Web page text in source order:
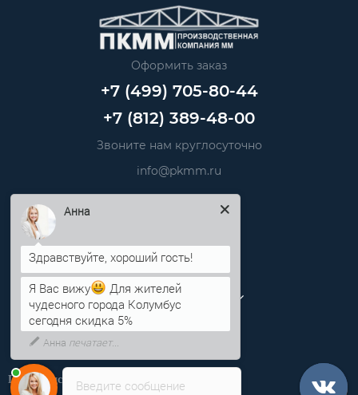
Оформить заказ
+7 (499) 705-80-44
+7 (812) 389-48-00
Звоните нам круглосуточно
info@pkmm.ru
Категории
Личный кабинет
Производственная компания «ПКММ»
Введите сообщение
Здравствуйте, хороший гость!
Я Вас вижу
Для жителей
чудесного города Колумбус
сегодня скидка 5%